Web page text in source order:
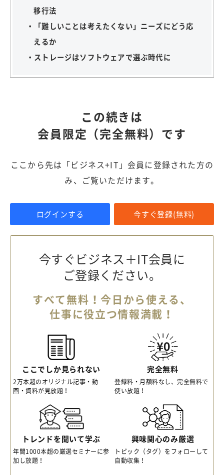
移行法
・「難しいことは考えたくない」ニーズにどう応
えるか
・ストレージはソフトウェアで選ぶ時代に
この続きは
会員限定（完全無料）です
ここから先は「ビジネス+IT」会員に登録された方の
み、ご覧いただけます。
ログインする 今すぐ登録(無料)
今すぐビジネス＋IT会員に
ご登録ください。
すべて無料！今日から使える、
仕事に役立つ情報満載！
ここでしか見られない
2万本超のオリジナル記事・動
画・資料が見放題！
完全無料
登録料・月額料なし、完全無料で
使い放題！
トレンドを聞いて学ぶ
年間1000本超の厳選セミナーに参
加し放題！
興味関心のみ厳選
トピック（タグ）をフォローして
自動収集！